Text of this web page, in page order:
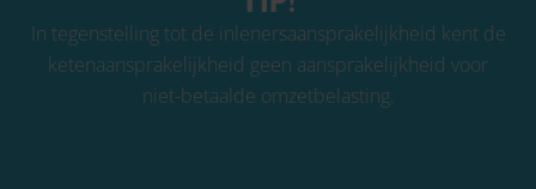
In tegenstelling tot de inlenersaansprakelijkheid kent de
ketenaansprakelijkheid geen aansprakelijkheid voor
niet-betaalde omzetbelasting.